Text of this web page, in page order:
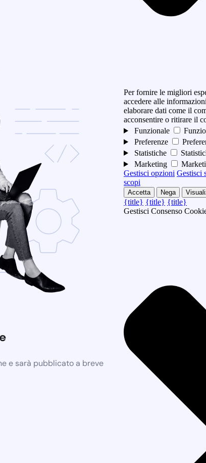
e sarà pubblicato a breve
Per fornire le migliori
accedere alle
elaborare dati come il
acconsentire o ritirare il
Funzionale
Preferenze
Statistiche
Marketing
Gestisci opzioni Gestisci
scopi
Accetta Nega
{title} {title} {title}
Gestisci Consenso